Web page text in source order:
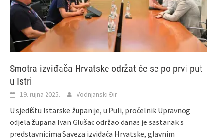
Smotra izviđača Hrvatske održat će se po prvi put
u Istri
19. rujna 2025. Vodnjanski Đir
U sjedištu Istarske županije, u Puli, pročelnik Upravnog
odjela župana Ivan Glušac održao danas je sastanak s
predstavnicima Saveza izviđača Hrvatske, glavnim